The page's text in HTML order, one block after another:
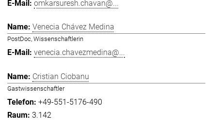
omkarsuresh.chavan@...
Venecia Chávez Medina
PostDoc, Wissenschaftlerin
venecia.chavezmedina@...
Cristian Ciobanu
Gastwissenschaftler
+49-551-5176-490
3.142